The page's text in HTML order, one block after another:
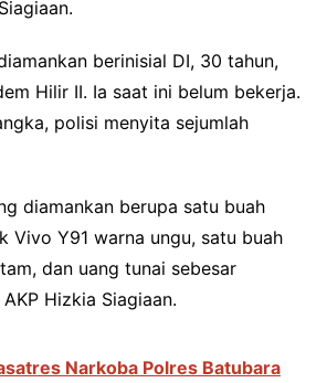
berinisial DI, 30 tahun,
Hilir II. Ia saat ini belum bekerja.
polisi menyita sejumlah
diamankan berupa satu buah
Vivo Y91 warna ungu, satu buah
dan uang tunai sebesar
Hizkia Siagiaan.
Narkoba Polres Batubara